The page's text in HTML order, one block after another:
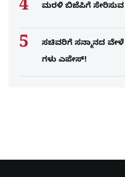
ಮರಳಿ ಬಿಜೆಪಿಗೆ ಸೇರಿಸುವ
ಸಚಿವರಿಗೆ ಸನ್ಮಾನದ ವೇಳೆ
ಗಳು ಎಪೇಸ್!